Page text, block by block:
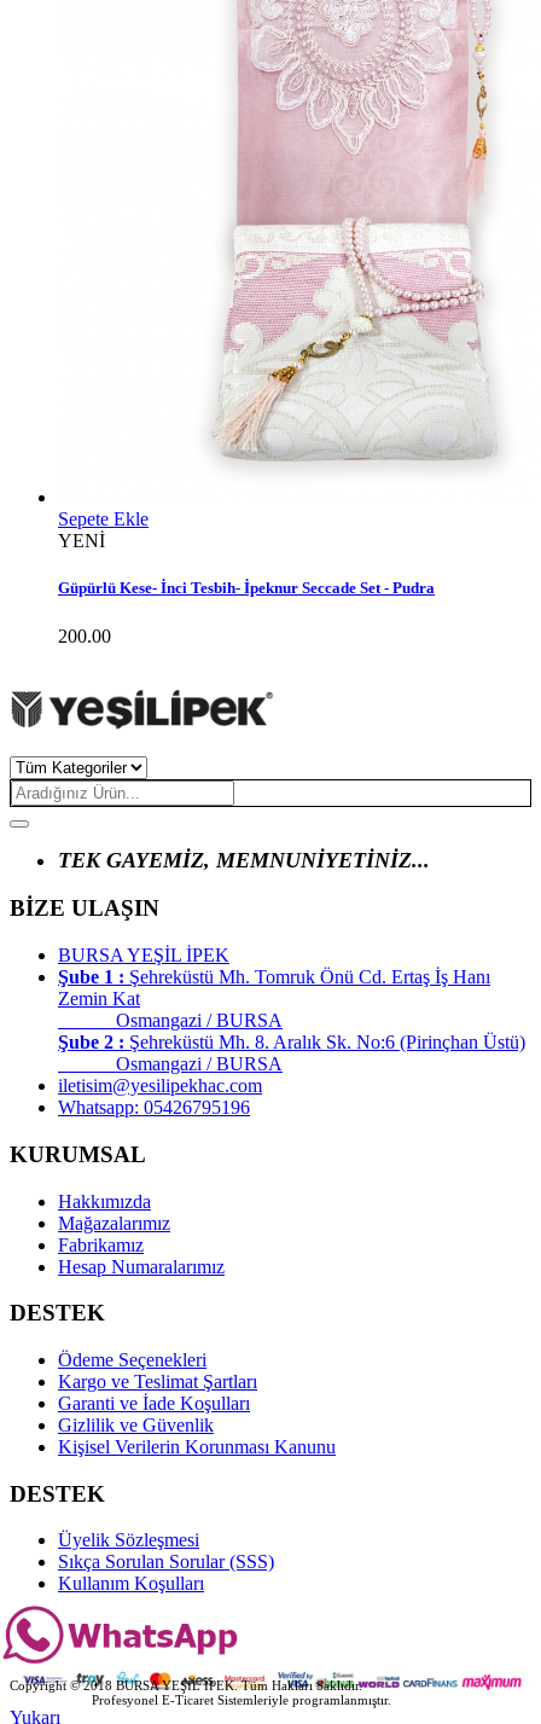
Sepete Ekle
YENİ
Güpürlü Kese- İnci Tesbih- İpeknur Seccade Set - Pudra
200.00
TEK GAYEMİZ, MEMNUNİYETİNİZ...
BİZE ULAŞIN
BURSA YEŞİL İPEK
Şube 1 : Şehreküstü Mh. Tomruk Önü Cd. Ertaş İş Hanı
Zemin Kat
Osmangazi / BURSA
Şube 2 : Şehreküstü Mh. 8. Aralık Sk. No:6 (Pirinçhan Üstü)
Osmangazi / BURSA
iletisim@yesilipekhac.com
Whatsapp: 05426795196
KURUMSAL
Hakkımızda
Mağazalarımız
Fabrikamız
Hesap Numaralarımız
DESTEK
Ödeme Seçenekleri
Kargo ve Teslimat Şartları
Garanti ve İade Koşulları
Gizlilik ve Güvenlik
Kişisel Verilerin Korunması Kanunu
DESTEK
Üyelik Sözleşmesi
Sıkça Sorulan Sorular (SSS)
Kullanım Koşulları
Copyright © 2018 BURSA YEŞİL İPEK. Tüm Hakları Saklıdır.
Profesyonel E-Ticaret Sistemleriyle programlanmıştır.
Yukarı